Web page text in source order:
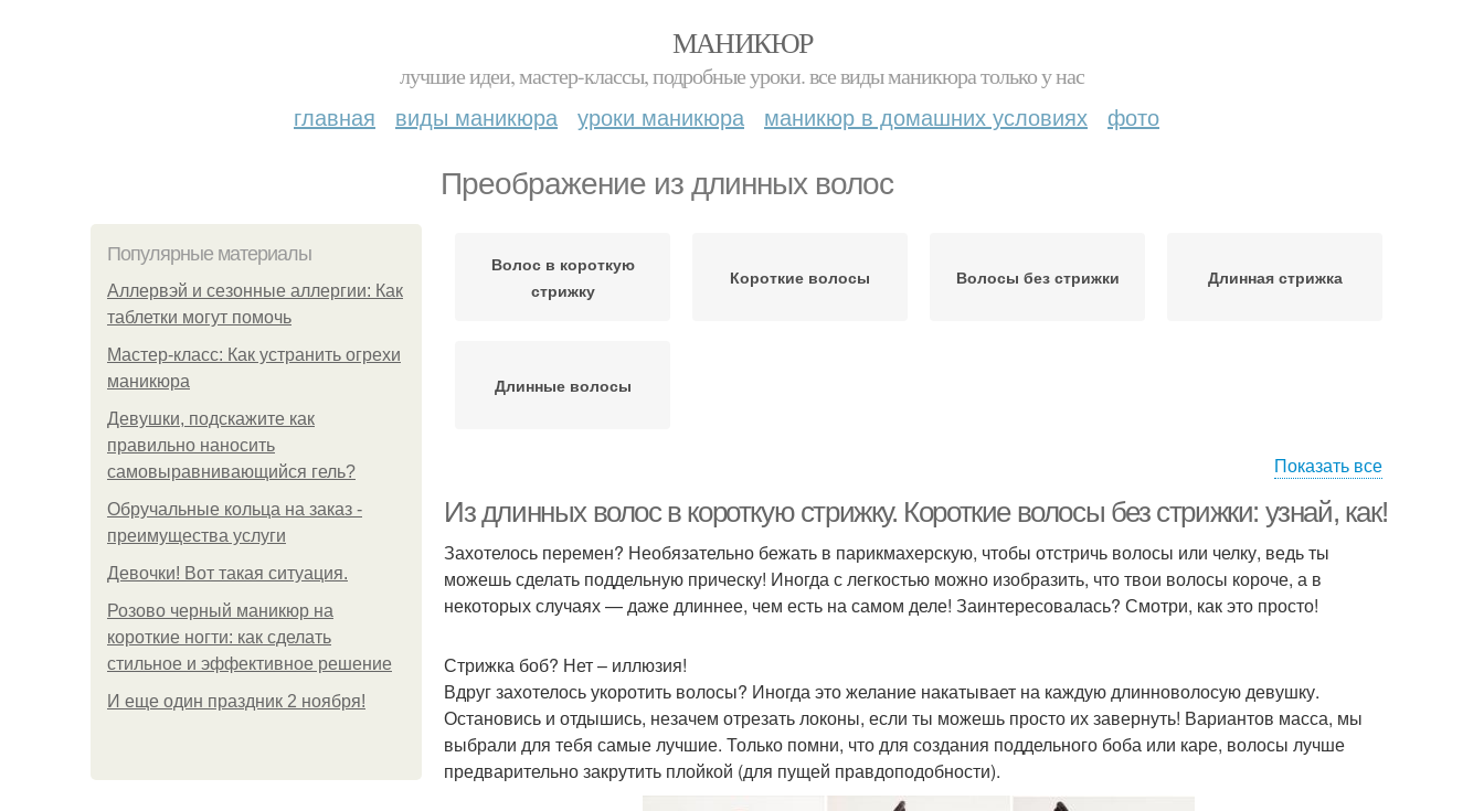
МАНИКЮР
лучшие идеи, мастер-классы, подробные уроки. все виды маникюра только у нас
главная виды маникюра уроки маникюра маникюр в домашних условиях фото
Преображение из длинных волос
Популярные материалы
Аллервэй и сезонные аллергии: Как
таблетки могут помочь
Мастер-класс: Как устранить огрехи
маникюра
Девушки, подскажите как
правильно наносить
самовыравнивающийся гель?
Обручальные кольца на заказ -
преимущества услуги
Девочки! Вот такая ситуация.
Розово черный маникюр на
короткие ногти: как сделать
стильное и эффективное решение
И еще один праздник 2 ноября!
Волос в короткую
стрижку
Короткие волосы Волосы без стрижки Длинная стрижка
Длинные волосы
Показать все
Из длинных волос в короткую стрижку. Короткие волосы без стрижки: узнай, как!
Захотелось перемен? Необязательно бежать в парикмахерскую, чтобы отстричь волосы или челку, ведь ты
можешь сделать поддельную прическу! Иногда с легкостью можно изобразить, что твои волосы короче, а в
некоторых случаях — даже длиннее, чем есть на самом деле! Заинтересовалась? Смотри, как это просто!
Стрижка боб? Нет – иллюзия!
Вдруг захотелось укоротить волосы? Иногда это желание накатывает на каждую длинноволосую девушку.
Остановись и отдышись, незачем отрезать локоны, если ты можешь просто их завернуть! Вариантов масса, мы
выбрали для тебя самые лучшие. Только помни, что для создания поддельного боба или каре, волосы лучше
предварительно закрутить плойкой (для пущей правдоподобности).